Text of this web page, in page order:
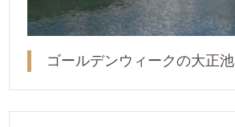
ゴールデンウィークの大正池